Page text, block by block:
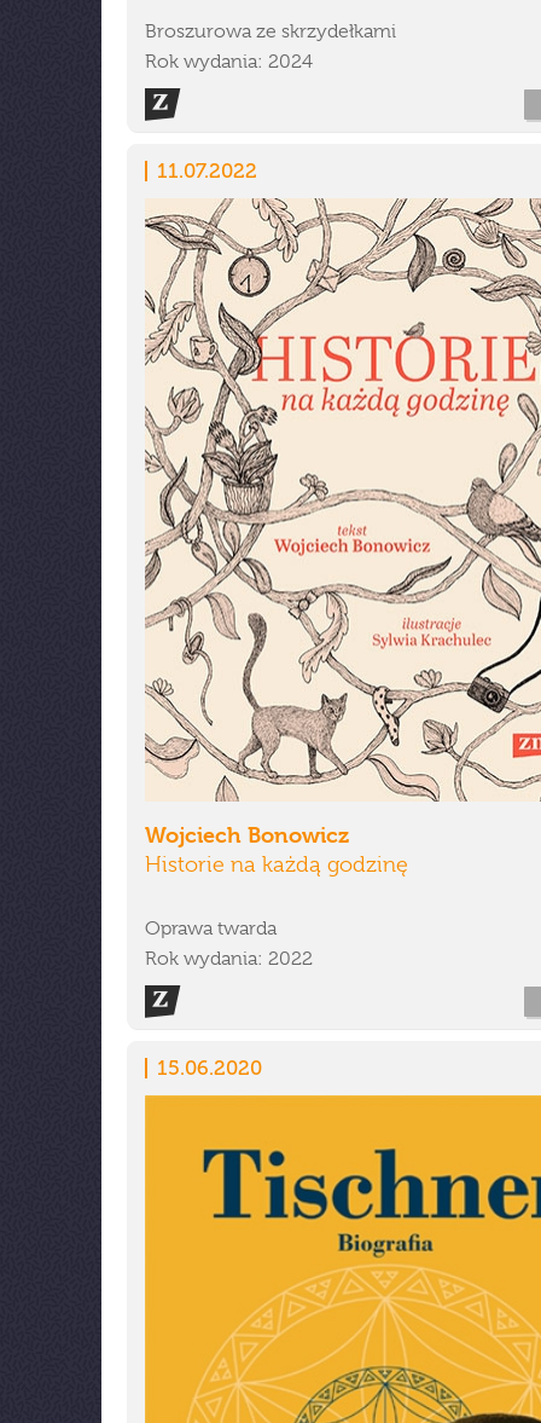
Broszurowa ze skrzydełkami
Rok wydania: 2024
11.07.2022
Wojciech Bonowicz
Historie na każdą godzinę
Oprawa twarda
Rok wydania: 2022
15.06.2020